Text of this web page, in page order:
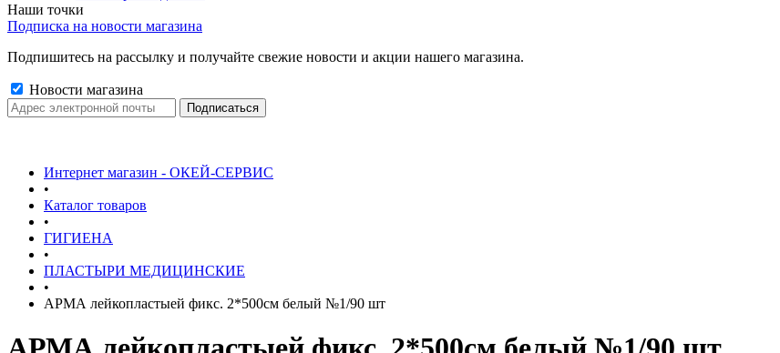
Наши точки
Подписка на новости магазина
Подпишитесь на рассылку и получайте свежие новости и акции нашего магазина.
Новости магазина
Интернет магазин - ОКЕЙ-СЕРВИС
•
Каталог товаров
•
ГИГИЕНА
•
ПЛАСТЫРИ МЕДИЦИНСКИЕ
•
АРМА лейкопластыей фикс. 2*500см белый №1/90 шт